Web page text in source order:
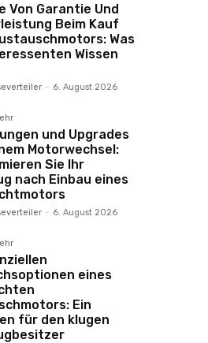
Von Garantie Und
Beim Kauf
Was
Wissen
- 6. August 2026
und Upgrades
Motorwechsel:
Sie Ihr
nach Einbau eines
- 6. August 2026
eines
Ein
für den klugen